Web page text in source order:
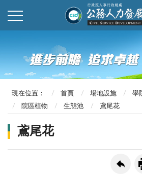
現在位置： 首頁 場地設施 學
院區植物
生態池 鳶尾花
鳶尾花